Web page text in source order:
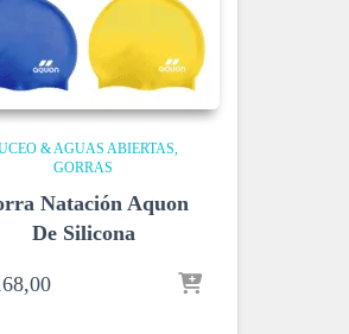
& AGUAS ABIERTAS
GORRAS
Natación Aquon
De Silicona